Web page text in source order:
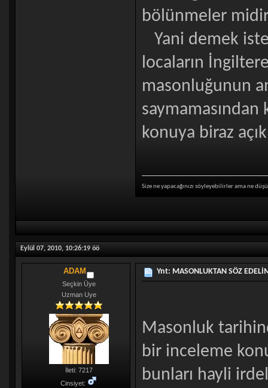
bölünmeler
Yani demek
locaların
masonluğunun
konuya biraz
Size ne yapacağınızı söyleyebilirler ama ne
Eylül 07, 2010, 10:26:19 öö
ADAM
Seçkin Üye
Uzman Uye
İleti: 7217
Cinsiyet:
Ynt: MASONLUKTAN SÖZ
Masonluk
bir inceleme
bunları hayli